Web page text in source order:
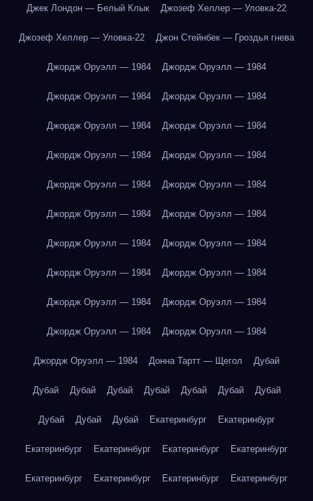
Джек Лондон — Белый Клык Джозеф Хеллер — Уловка-22
Джозеф Хеллер — Уловка-22 Джон Стейнбек — Гроздья гнева
Джордж Оруэлл — 1984 Джордж Оруэлл — 1984
Джордж Оруэлл — 1984 Джордж Оруэлл — 1984
Джордж Оруэлл — 1984 Джордж Оруэлл — 1984
Джордж Оруэлл — 1984 Джордж Оруэлл — 1984
Джордж Оруэлл — 1984 Джордж Оруэлл — 1984
Джордж Оруэлл — 1984 Джордж Оруэлл — 1984
Джордж Оруэлл — 1984 Джордж Оруэлл — 1984
Джордж Оруэлл — 1984 Джордж Оруэлл — 1984
Джордж Оруэлл — 1984 Джордж Оруэлл — 1984
Джордж Оруэлл — 1984 Джордж Оруэлл — 1984
Джордж Оруэлл — 1984 Донна Тартт — Щегол Дубай
Дубай Дубай Дубай Дубай Дубай Дубай Дубай
Дубай Дубай Дубай Екатеринбург Екатеринбург
Екатеринбург Екатеринбург Екатеринбург Екатеринбург
Екатеринбург Екатеринбург Екатеринбург Екатеринбург